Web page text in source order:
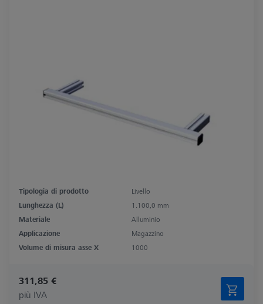
Tipologia di prodotto
Livello
Lunghezza (L)
1.100,0 mm
Materiale
Alluminio
Applicazione
Magazzino
Volume di misura asse X
1000
311,85 €
più IVA